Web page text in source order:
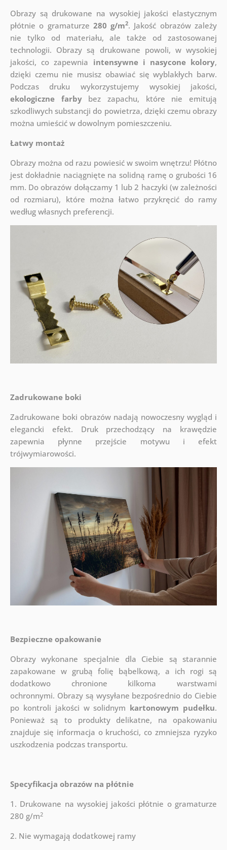
Obrazy są drukowane na wysokiej jakości elastycznym
płótnie o gramaturze 280 g/m2. Jakość obrazów zależy
nie tylko od materiału, ale także od zastosowanej
technologii. Obrazy są drukowane powoli, w wysokiej
jakości, co zapewnia intensywne i nasycone kolory,
dzięki czemu nie musisz obawiać się wyblakłych barw.
Podczas druku wykorzystujemy wysokiej jakości,
ekologiczne farbybez zapachu, które nie emitują
szkodliwych substancji do powietrza, dzięki czemu obrazy
można umieścić w dowolnym pomieszczeniu.
Łatwy montaż
Obrazy można od razu powiesić w swoim wnętrzu! Płótno
jest dokładnie naciągnięte na solidną ramę o grubości 16
mm. Do obrazów dołączamy 1 lub 2 haczyki (w zależności
od rozmiaru), które można łatwo przykręcić do ramy
według własnych preferencji.
Zadrukowane boki
Zadrukowane boki obrazów nadają nowoczesny wygląd i
elegancki efekt. Druk przechodzący na krawędzie
zapewnia płynne przejście motywu i efekt
trójwymiarowości.
Bezpieczne opakowanie
Obrazy wykonane specjalnie dla Ciebie są starannie
zapakowane w grubą folię bąbelkową, a ich rogi są
dodatkowo chronione kilkoma warstwami
ochronnymi. Obrazy są wysyłane bezpośrednio do Ciebie
po kontroli jakości w solidnym kartonowym pudełku.
Ponieważ są to produkty delikatne, na opakowaniu
znajduje się informacja o kruchości, co zmniejsza ryzyko
uszkodzenia podczas transportu.
Specyfikacja obrazów na płótnie
1. Drukowane na wysokiej jakości płótnie o gramaturze
280 g/m2
2. Nie wymagają dodatkowej ramy